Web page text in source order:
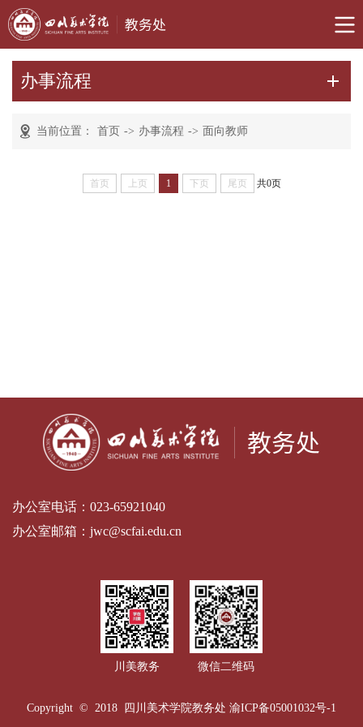
办事流程
当前位置： 首页 -> 办事流程 -> 面向教师
首页 上页 1 下页 尾页 共0页
办公室电话： 023-65921040
办公室邮箱： jwc@scfai.edu.cn
川美教务 微信二维码
Copyright © 2018 四川美术学院教务处 渝ICP备05001032号-1